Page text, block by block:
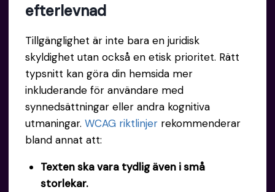
efterlevnad
Tillgänglighet är inte bara en juridisk
skyldighet utan också en etisk prioritet. Rätt
typsnitt kan göra din hemsida mer
inkluderande för användare med
synnedsättningar eller andra kognitiva
utmaningar. WCAG riktlinjerrekommenderar
bland annat att:
Texten ska vara tydlig även i små
storlekar.